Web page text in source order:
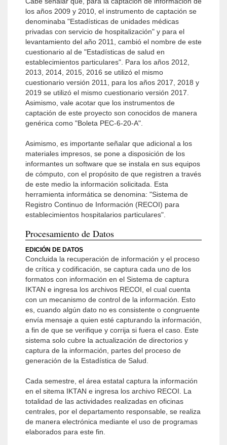
los años 2009 y 2010, el instrumento de captación se
denominaba "Estadísticas de unidades médicas
privadas con servicio de hospitalización" y para el
levantamiento del año 2011, cambió el nombre de este
cuestionario al de "Estadísticas de salud en
establecimientos particulares". Para los años 2012,
2013, 2014, 2015, 2016 se utilizó el mismo
cuestionario versión 2011, para los años 2017, 2018 y
2019 se utilizó el mismo cuestionario versión 2017.
Asimismo, vale acotar que los instrumentos de
captación de este proyecto son conocidos de manera
genérica como "Boleta PEC-6-20-A".
Asimismo, es importante señalar que adicional a los
materiales impresos, se pone a disposición de los
informantes un software que se instala en sus equipos
de cómputo, con el propósito de que registren a través
de este medio la información solicitada. Esta
herramienta informática se denomina: "Sistema de
Registro Continuo de Información (RECOI) para
establecimientos hospitalarios particulares".
Procesamiento de Datos
EDICIÓN DE DATOS
Concluida la recuperación de información y el proceso
de crítica y codificación, se captura cada uno de los
formatos con información en el Sistema de captura
IKTAN e ingresa los archivos RECOI, el cual cuenta
con un mecanismo de control de la información. Esto
es, cuando algún dato no es consistente o congruente
envía mensaje a quien esté capturando la información,
a fin de que se verifique y corrija si fuera el caso. Este
sistema solo cubre la actualización de directorios y
captura de la información, partes del proceso de
generación de la Estadística de Salud.
Cada semestre, el área estatal captura la información
en el sitema IKTAN e ingresa los archivo RECOI. La
totalidad de las actividades realizadas en oficinas
centrales, por el departamento responsable, se realiza
de manera electrónica mediante el uso de programas
elaborados para este fin.